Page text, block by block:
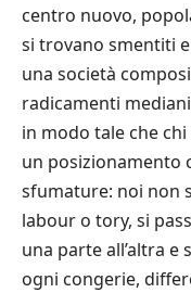
centro nuovo,
si trovano smentiti
una società
radicamenti
in modo tale che
un posizionamento
sfumature: noi non
labour o tory, si
una parte all’altra
ogni congerie,